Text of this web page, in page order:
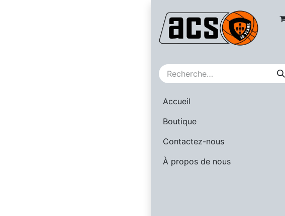
Accueil
Boutique
Contactez-nous
À propos de nous